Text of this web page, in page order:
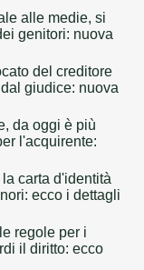
alle medie, si
genitori: nuova
del creditore
giudice: nuova
da oggi è più
l'acquirente:
carta d'identità
ecco i dettagli
regole per i
il diritto: ecco